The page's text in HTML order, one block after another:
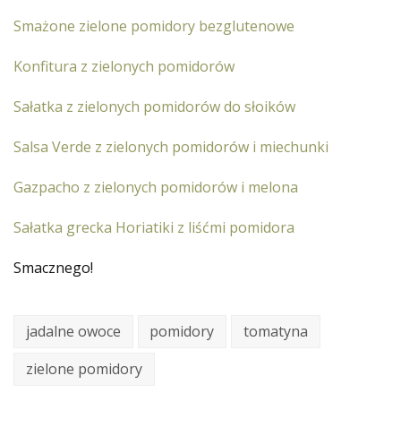
Smażone zielone pomidory bezglutenowe
Konfitura z zielonych pomidorów
Sałatka z zielonych pomidorów do słoików
Salsa Verde z zielonych pomidorów i miechunki
Gazpacho z zielonych pomidorów i melona
Sałatka grecka Horiatiki z liśćmi pomidora
Smacznego!
jadalne owoce pomidory
tomatyna
zielone pomidory